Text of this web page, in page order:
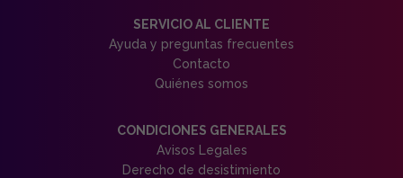
SERVICIO AL CLIENTE
Ayuda y preguntas frecuentes
Contacto
Quiénes somos
CONDICIONES GENERALES
Avisos Legales
Derecho de desistimiento